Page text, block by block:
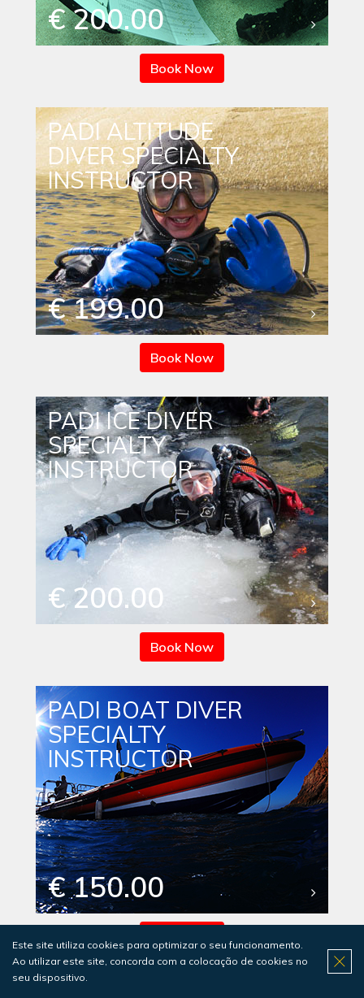
€ 200.00
Book Now
PADI ALTITUDE
DIVER SPECIALTY
INSTRUCTOR
€ 199.00
Book Now
PADI ICE DIVER
SPECIALTY
INSTRUCTOR
€ 200.00
Book Now
PADI BOAT DIVER
SPECIALTY
INSTRUCTOR
€ 150.00
Este site utiliza cookies para optimizar o seu funcionamento.
Ao utilizar este site, concorda com a colocação de cookies no
seu dispositivo.